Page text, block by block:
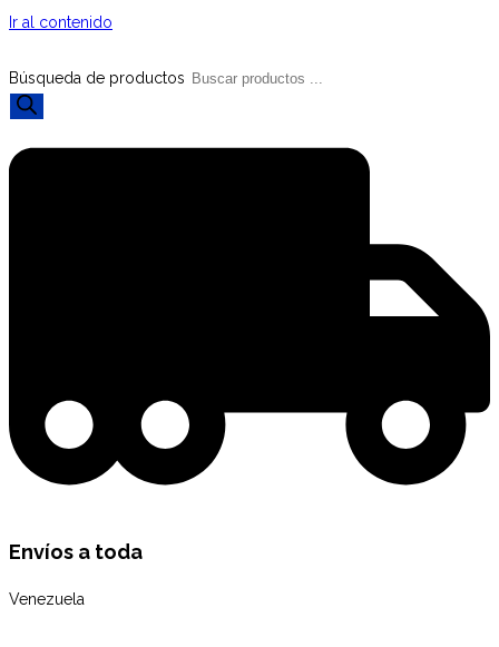
Ir al contenido
Búsqueda de productos
Envíos a toda
Venezuela